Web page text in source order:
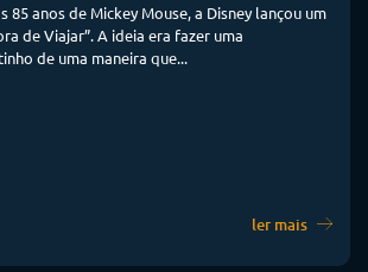
85 anos de Mickey Mouse, a Disney lançou um
de Viajar”. A ideia era fazer uma
de uma maneira que...
ler mais